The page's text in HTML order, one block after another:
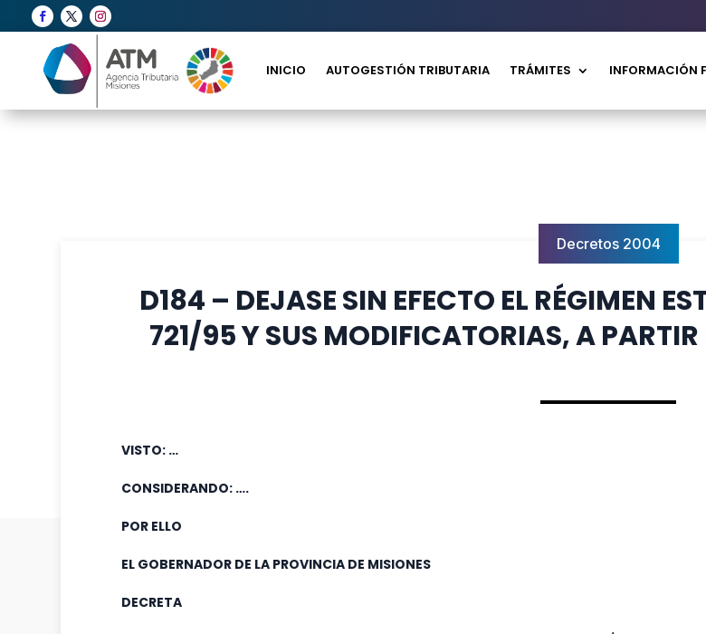
INICIO AUTOGESTIÓN TRIBUTARIA TRÁMITES INFORMACIÓN
Decretos 2004
D184 – DEJASE SIN EFECTO EL RÉGIMEN
721/95 Y SUS MODIFICATORIAS, A PARTIR
VISTO: …
CONSIDERANDO: ….
POR ELLO
EL GOBERNADOR DE LA PROVINCIA DE MISIONES
DECRETA